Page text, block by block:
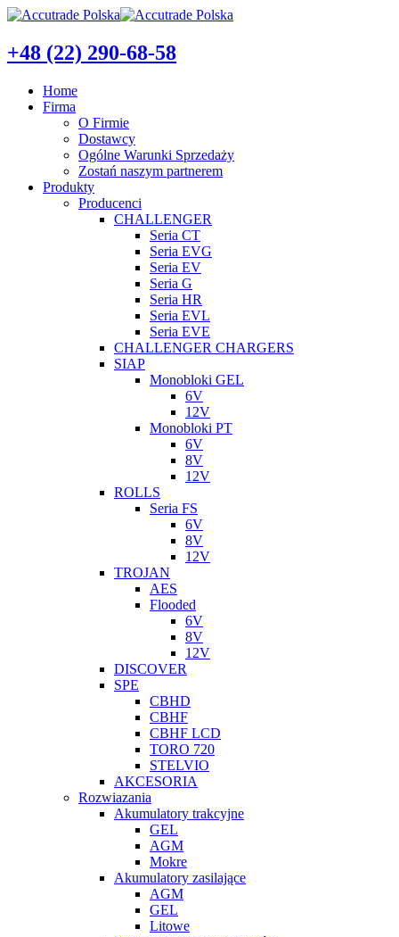
+48 (22) 290-68-58
Home
Firma
O Firmie
Dostawcy
Ogólne Warunki Sprzedaży
Zostań naszym partnerem
Produkty
Producenci
CHALLENGER
Seria CT
Seria EVG
Seria EV
Seria G
Seria HR
Seria EVL
Seria EVE
CHALLENGER CHARGERS
SIAP
Monobloki GEL
6V
12V
Monobloki PT
6V
8V
12V
ROLLS
Seria FS
6V
8V
12V
TROJAN
AES
Flooded
6V
8V
12V
DISCOVER
SPE
CBHD
CBHF
CBHF LCD
TORO 720
STELVIO
AKCESORIA
Rozwiazania
Akumulatory trakcyjne
GEL
AGM
Mokre
Akumulatory zasilające
AGM
GEL
Litowe